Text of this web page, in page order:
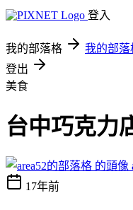
登入
我的部落格 我的部落
登出
美食
台中巧克力
17年前